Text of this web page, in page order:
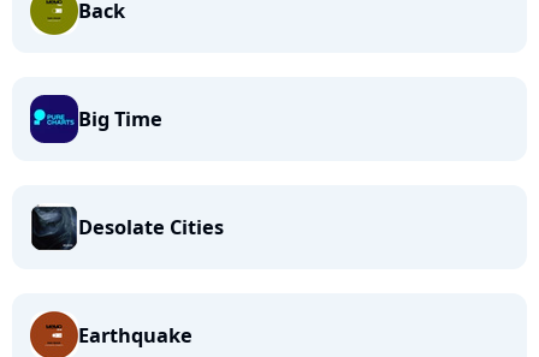
Back
Big Time
Desolate Cities
Earthquake